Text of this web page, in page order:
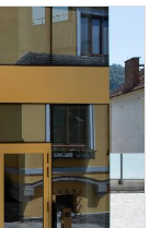
Irene Hofer